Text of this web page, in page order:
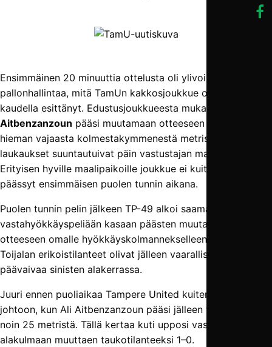
Ensimmäinen 20 minuuttia ottelusta oli ylivoimaisinta
pallonhallintaa, mitä TamUn kakkosjoukkue on tällä
kaudella esittänyt. Edustusjoukkueesta mukaan tullut
Aitbenzanzoun pääsi muutamaan otteeseen laukomaan
hieman vajaasta kolmestakymmenestä metristä, mutta
laukaukset suuntautuivat päin vastustajan maalivahtia.
Erityisen hyville maalipaikoille joukkue ei kuitenkaan
päässyt ensimmäisen puolen tunnin aikana.
Puolen tunnin pelin jälkeen TP-49 alkoi saamaan
vastahyökkäyspeliään kasaan päästen muutamaan
otteeseen omalle hyökkäyskolmannekselleen. Myös
Toijalan erikoistilanteet olivat jälleen vaarallisia aiheuttaen
päävaivaa sinisten alakerrassa.
Juuri ennen puoliaikaa Tampere United kuitenkin siirtyi
johtoon, kun Ali Aitbenzanzoun pääsi jälleen täräyttämään
noin 25 metristä. Tällä kertaa kuti upposi vasempaan
alakulmaan muuttaen taukotilanteeksi 1–0.